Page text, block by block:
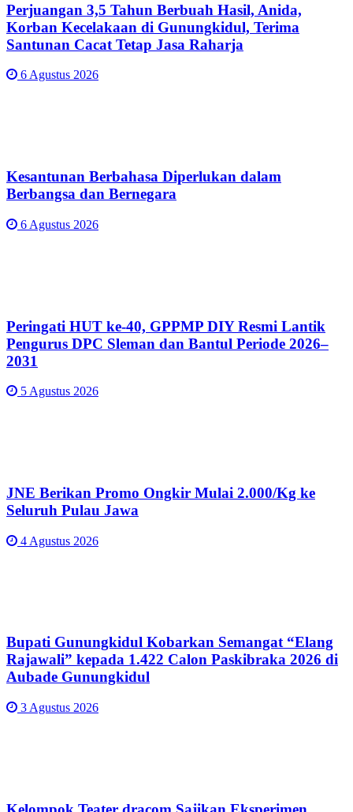
Perjuangan 3,5 Tahun Berbuah Hasil, Anida,
Korban Kecelakaan di Gunungkidul, Terima
Santunan Cacat Tetap Jasa Raharja
6 Agustus 2026
Kesantunan Berbahasa Diperlukan dalam
Berbangsa dan Bernegara
6 Agustus 2026
Peringati HUT ke-40, GPPMP DIY Resmi Lantik
Pengurus DPC Sleman dan Bantul Periode 2026–
2031
5 Agustus 2026
JNE Berikan Promo Ongkir Mulai 2.000/Kg ke
Seluruh Pulau Jawa
4 Agustus 2026
Bupati Gunungkidul Kobarkan Semangat “Elang
Rajawali” kepada 1.422 Calon Paskibraka 2026 di
Aubade Gunungkidul
3 Agustus 2026